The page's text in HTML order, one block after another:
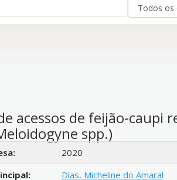
acessos de feijão-caupi
spp.)
2020
Dias, Micheline do Amaral